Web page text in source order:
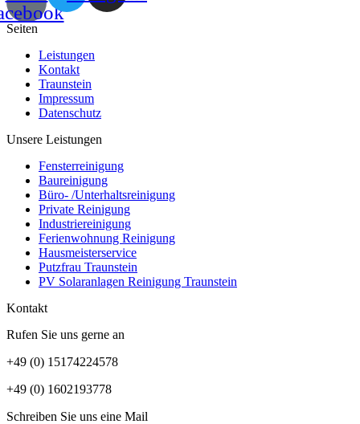
Seiten
Leistungen
Kontakt
Traunstein
Impressum
Datenschutz
Unsere Leistungen
Fensterreinigung
Baureinigung
Büro- /Unterhaltsreinigung
Private Reinigung
Industriereinigung
Ferienwohnung Reinigung
Hausmeisterservice
Putzfrau Traunstein
PV Solaranlagen Reinigung Traunstein
Kontakt
Rufen Sie uns gerne an
+49 (0) 15174224578
+49 (0) 1602193778
Schreiben Sie uns eine Mail